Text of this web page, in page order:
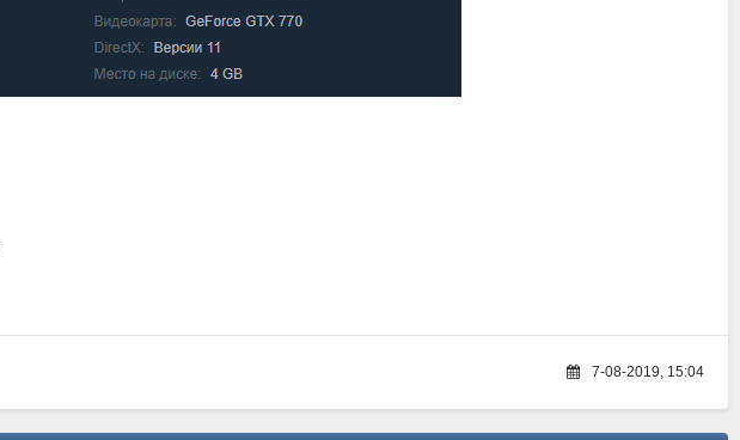
7-08-2019, 15:04